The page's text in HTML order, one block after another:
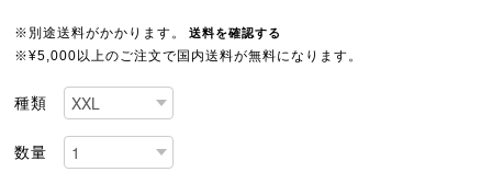
※別途送料がかかります。 送料を確認する
※¥5,000以上のご注文で国内送料が無料になります。
種類
数量